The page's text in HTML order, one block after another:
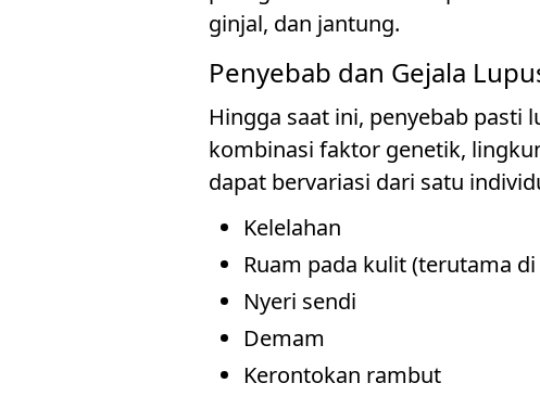
ginjal, dan jantung.
Penyebab dan Gejala
Hingga saat ini, penyebab pasti
kombinasi faktor genetik,
dapat bervariasi dari satu
Kelelahan
Ruam pada kulit (terutama
Nyeri sendi
Demam
Kerontokan rambut